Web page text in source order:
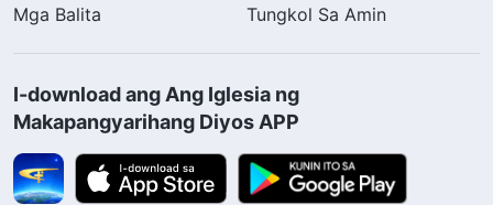
Mga Balita
Tungkol Sa Amin
I-download ang Ang Iglesia ng
Makapangyarihang Diyos APP